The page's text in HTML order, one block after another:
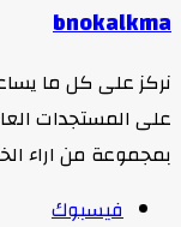
على كل ما
المستجدات
من اراء
فيسبوك